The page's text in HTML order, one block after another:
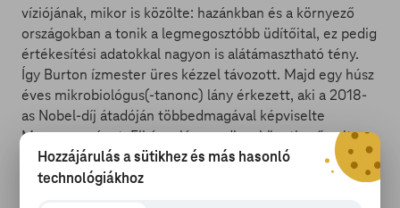
víziójának, mikor is közölte: hazánkban és a környező
országokban a tonik a legmegosztóbb üdítőital, ez pedig
értékesítési adatokkal nagyon is alátámasztható tény.
Így Burton ízmester üres kézzel távozott. Majd egy húsz
éves mikrobiológus(-tanonc) lány érkezett, aki a 2018-
as Nobel-díj átadóján többedmagával képviselte
Magyarországot. Elképzelése pedig a következő volt:
egy közösségi háló létrehozása tudóscsoportoknak, akik
a közvetítőn keresztül felvehetik egymással a
Hozzájárulás a sütikhez és más hasonló
technológiákhoz